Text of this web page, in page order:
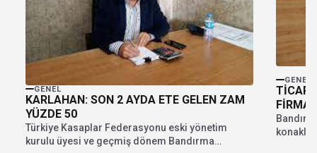
GENEL
KARLAHAN: SON 2 AYDA ETE GELEN ZAM
YÜZDE 50
Türkiye Kasaplar Federasyonu eski yönetim
kurulu üyesi ve geçmiş dönem Bandırma
GENEL